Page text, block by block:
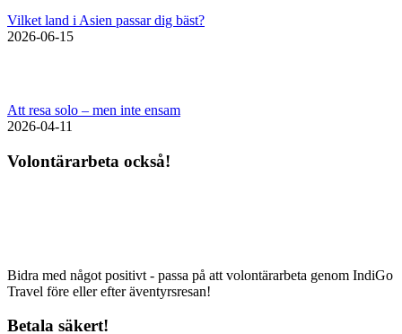
Vilket land i Asien passar dig bäst?
2026-06-15
Att resa solo – men inte ensam
2026-04-11
Volontärarbeta också!
Bidra med något positivt - passa på att volontärarbeta genom IndiGo
Travel före eller efter äventyrsresan!
Betala säkert!